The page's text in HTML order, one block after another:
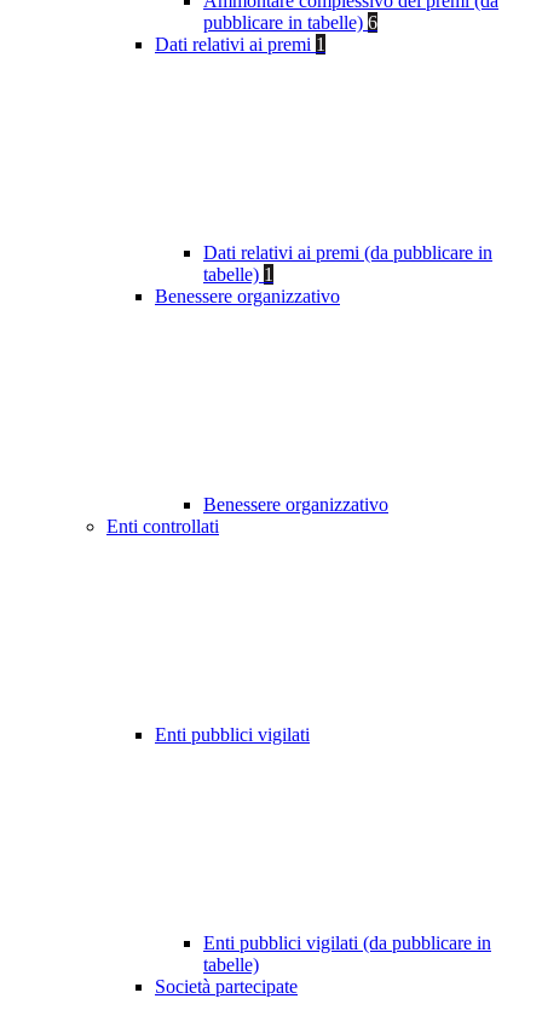
pubblicare in tabelle) 6
Dati relativi ai premi 1
Dati relativi ai premi (da pubblicare in
tabelle) 1
Benessere organizzativo
Benessere organizzativo
Enti controllati
Enti pubblici vigilati
Enti pubblici vigilati (da pubblicare in
tabelle)
Società partecipate